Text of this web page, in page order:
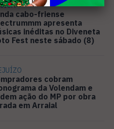
cabo-friense
apresenta
inéditas no Diveneta
Fest neste sábado (8)
cobram
da Volendam e
ação do MP por obra
em Arraial